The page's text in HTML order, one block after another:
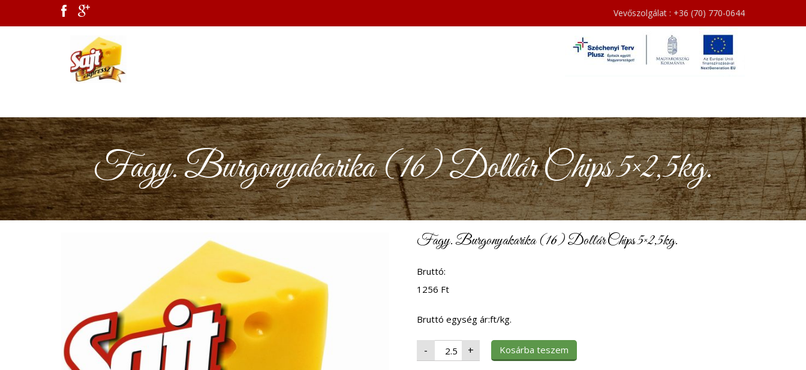
Vevőszolgálat : +36 (70) 770-0644
Fagy. Burgonyakarika (16) Dollár Chips 5×2,5kg.
Fagy. Burgonyakarika (16) Dollár Chips 5×2,5kg.
Bruttó:
1256 Ft
Bruttó egység ár:ft/kg.
- Fagy.
Burgonyakarika
(16)
+ Kosárba teszem